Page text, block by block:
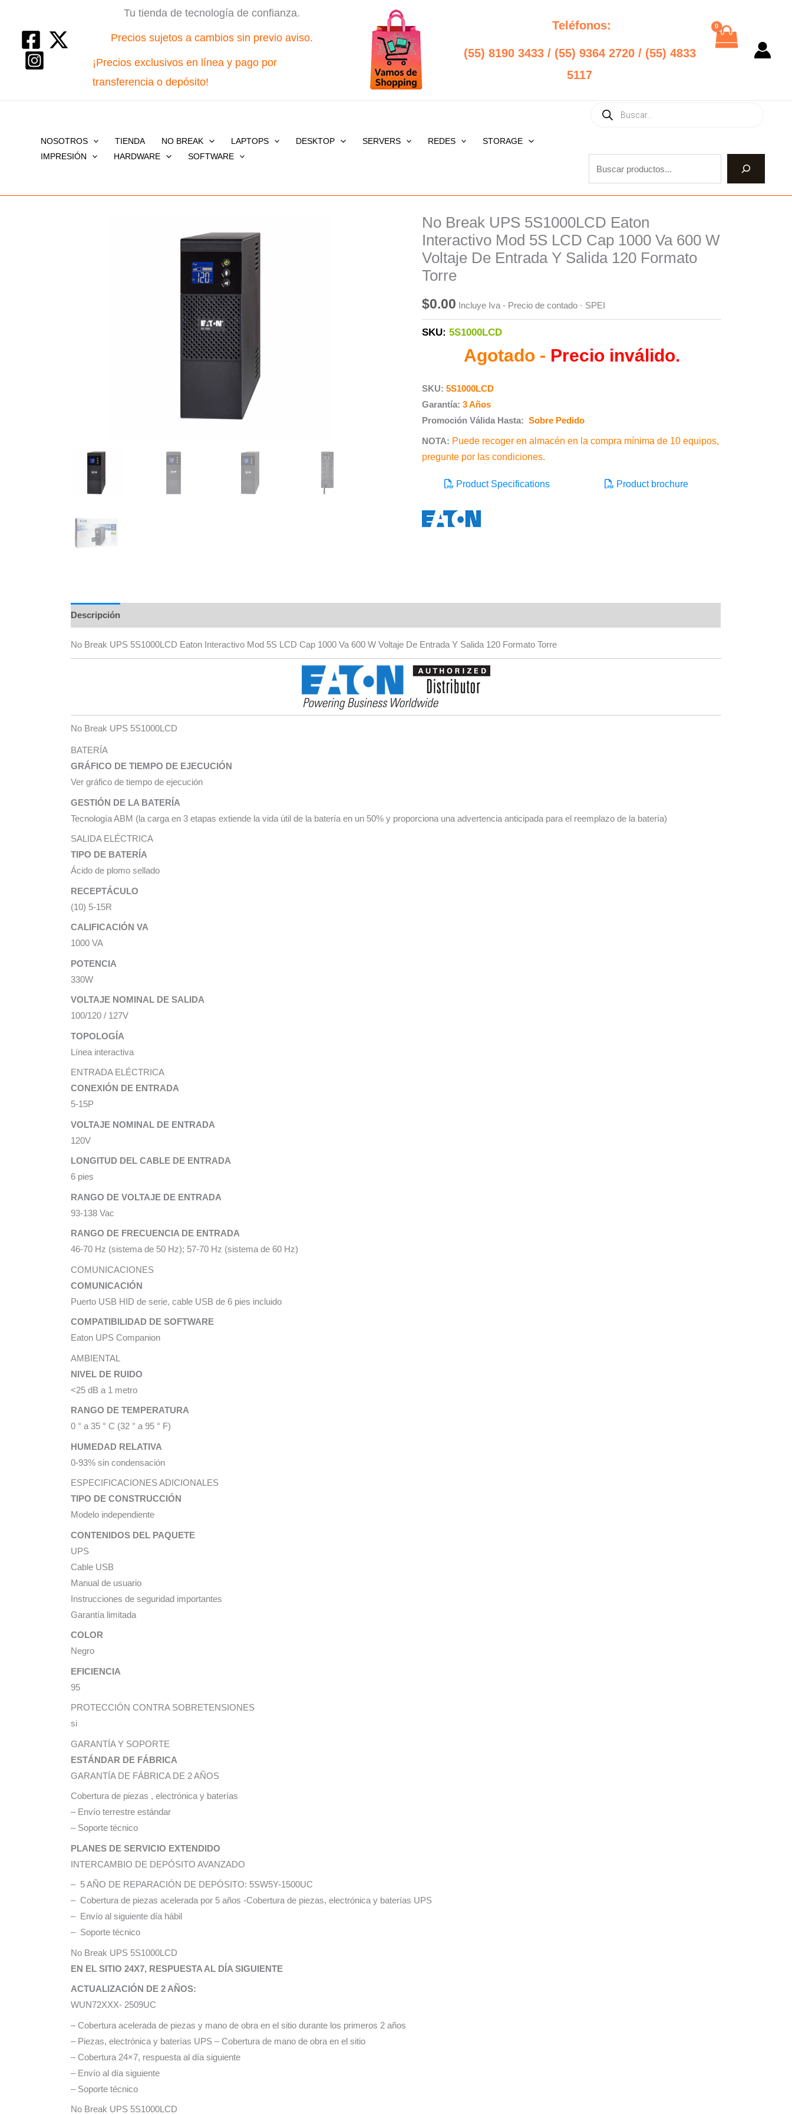
contenido
Tu tienda de tecnología de confianza.
Precios sujetos a cambios sin previo aviso.
¡Precios exclusivos en línea y pago por
transferencia o depósito!
Teléfonos:
(55) 8190 3433 / (55) 9364 2720 / (55) 4833
5117
NOSOTROS TIENDA NO BREAK LAPTOPS DESKTOP SERVERS REDES
STORAGE
IMPRESIÓN
HARDWARE SOFTWARE
search
Buscar
No Break UPS 5S1000LCD Eaton
Interactivo Mod 5S LCD Cap 1000 Va 600 W
Voltaje De Entrada Y Salida 120 Formato
Torre
$0.00 Incluye Iva - Precio de contado · SPEI
SKU:5S1000LCD
Agotado - Precio inválido.
SKU:5S1000LCD
Garantía:3 Años
Promoción Válida Hasta: Sobre Pedido
NOTA: Puede recoger en almacén en la compra mínima de 10 equipos,
pregunte por las condiciones.
Product Specifications Product brochure
Descripción
No Break UPS 5S1000LCD Eaton Interactivo Mod 5S LCD Cap 1000 Va 600 W Voltaje De Entrada Y Salida 120 Formato Torre
No Break UPS 5S1000LCD
BATERÍA
GRÁFICO DE TIEMPO DE EJECUCIÓN
Ver gráfico de tiempo de ejecución
GESTIÓN DE LA BATERÍA
Tecnología ABM (la carga en 3 etapas extiende la vida útil de la batería en un 50% y proporciona una advertencia anticipada para el reemplazo de la batería)
SALIDA ELÉCTRICA
TIPO DE BATERÍA
Ácido de plomo sellado
RECEPTÁCULO
(10) 5-15R
CALIFICACIÓN VA
1000 VA
POTENCIA
330W
VOLTAJE NOMINAL DE SALIDA
100/120 / 127V
TOPOLOGÍA
Línea interactiva
ENTRADA ELÉCTRICA
CONEXIÓN DE ENTRADA
5-15P
VOLTAJE NOMINAL DE ENTRADA
120V
LONGITUD DEL CABLE DE ENTRADA
6 pies
RANGO DE VOLTAJE DE ENTRADA
93-138 Vac
RANGO DE FRECUENCIA DE ENTRADA
46-70 Hz (sistema de 50 Hz); 57-70 Hz (sistema de 60 Hz)
COMUNICACIONES
COMUNICACIÓN
Puerto USB HID de serie, cable USB de 6 pies incluido
COMPATIBILIDAD DE SOFTWARE
Eaton UPS Companion
AMBIENTAL
NIVEL DE RUIDO
<25 dB a 1 metro
RANGO DE TEMPERATURA
0 ° a 35 ° C (32 ° a 95 ° F)
HUMEDAD RELATIVA
0-93% sin condensación
ESPECIFICACIONES ADICIONALES
TIPO DE CONSTRUCCIÓN
Modelo independiente
CONTENIDOS DEL PAQUETE
UPS
Cable USB
Manual de usuario
Instrucciones de seguridad importantes
Garantía limitada
COLOR
Negro
EFICIENCIA
95
PROTECCIÓN CONTRA SOBRETENSIONES
si
GARANTÍA Y SOPORTE
ESTÁNDAR DE FÁBRICA
GARANTÍA DE FÁBRICA DE 2 AÑOS
Cobertura de piezas , electrónica y baterías
– Envío terrestre estándar
– Soporte técnico
PLANES DE SERVICIO EXTENDIDO
INTERCAMBIO DE DEPÓSITO AVANZADO
– 5 AÑO DE REPARACIÓN DE DEPÓSITO: 5SW5Y-1500UC
– Cobertura de piezas acelerada por 5 años -Cobertura de piezas, electrónica y baterías UPS
– Envío al siguiente día hábil
– Soporte técnico
No Break UPS 5S1000LCD
EN EL SITIO 24X7, RESPUESTA AL DÍA SIGUIENTE
ACTUALIZACIÓN DE 2 AÑOS:
WUN72XXX- 2509UC
– Cobertura acelerada de piezas y mano de obra en el sitio durante los primeros 2 años
– Piezas, electrónica y baterías UPS – Cobertura de mano de obra en el sitio
– Cobertura 24×7, respuesta al día siguiente
– Envío al día siguiente
– Soporte técnico
No Break UPS 5S1000LCD